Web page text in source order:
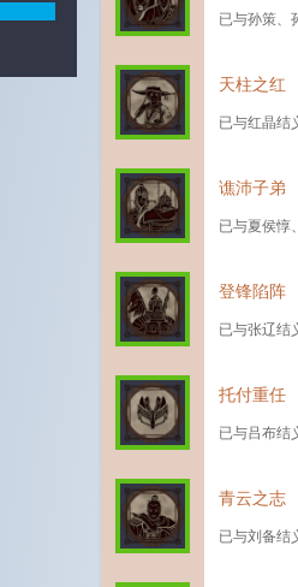
已与孙策、
天柱之红
已与红晶结
谯沛子弟
已与夏侯惇
登锋陷阵
已与张辽结
托付重任
已与吕布结
青云之志
已与刘备结